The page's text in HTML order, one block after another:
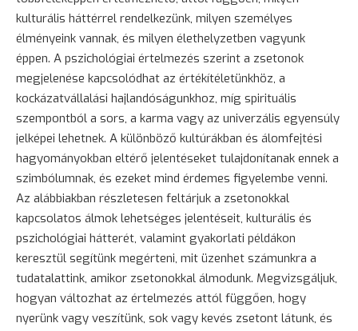
kulturális háttérrel rendelkezünk, milyen személyes
élményeink vannak, és milyen élethelyzetben vagyunk
éppen. A pszichológiai értelmezés szerint a zsetonok
megjelenése kapcsolódhat az értékítéletünkhöz, a
kockázatvállalási hajlandóságunkhoz, míg spirituális
szempontból a sors, a karma vagy az univerzális egyensúly
jelképei lehetnek. A különböző kultúrákban és álomfejtési
hagyományokban eltérő jelentéseket tulajdonítanak ennek a
szimbólumnak, és ezeket mind érdemes figyelembe venni.
Az alábbiakban részletesen feltárjuk a zsetonokkal
kapcsolatos álmok lehetséges jelentéseit, kulturális és
pszichológiai hátterét, valamint gyakorlati példákon
keresztül segítünk megérteni, mit üzenhet számunkra a
tudatalattink, amikor zsetonokkal álmodunk. Megvizsgáljuk,
hogyan változhat az értelmezés attól függően, hogy
nyerünk vagy veszítünk, sok vagy kevés zsetont látunk, és